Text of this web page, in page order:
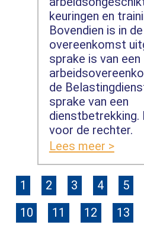
keuringen en
Bovendien is in de
overeenkomst
sprake is van een
de
sprake van een
dienstbetrekking.
voor de rechter.
Lees meer >
1 2 3 4 5
10
11 12 13